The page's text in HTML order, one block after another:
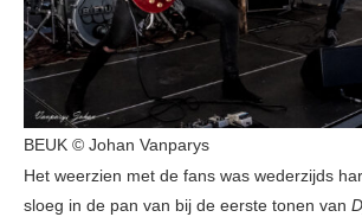
BEUK © Johan Vanparys
Het weerzien met de fans was wederzijds
sloeg in de pan van bij de eerste tonen van